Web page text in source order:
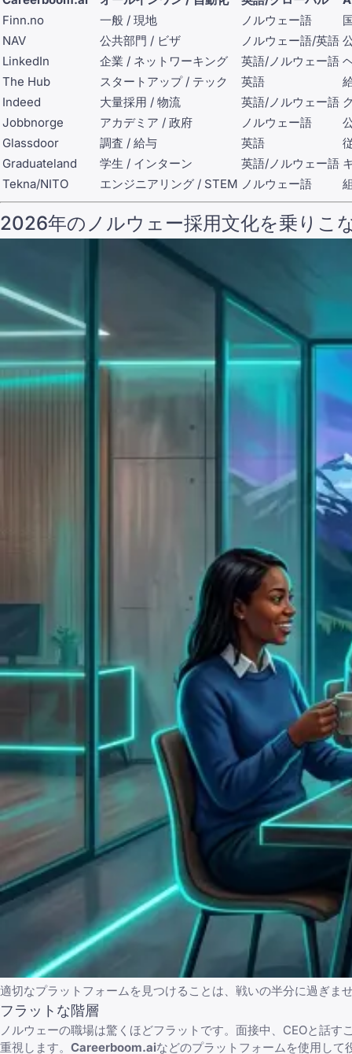
Finn.no
一般 / 現地 ノルウェー語
NAV
公共部門 / ビザ ノルウェー語/英語
LinkedIn
企業 / ネットワーキング 英語/ノルウェー語
The Hub
スタートアップ / テック 英語
Indeed
大量採用 / 物流 英語/ノルウェー語
Jobbnorge
アカデミア / 政府 ノルウェー語
Glassdoor
調査 / 給与 英語
Graduateland
学生 / インターン 英語/ノルウェー語
Tekna/NITO
エンジニアリング / STEM ノルウェー語
2026年のノルウェー採用文化を乗りこ
適切なプラットフォームを見つけることは、戦いの半分に過ぎま
フラットな階層
ノルウェーの職場は驚くほどフラットです。面接中、CEOと話
重視します。 Careerboom.aiなどのプラットフォームを使用し